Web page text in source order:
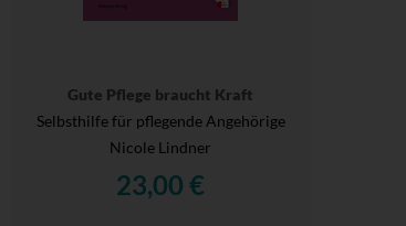
Gute Pflege braucht Kraft
Selbsthilfe für pflegende Angehörige
Nicole Lindner
23,00 €